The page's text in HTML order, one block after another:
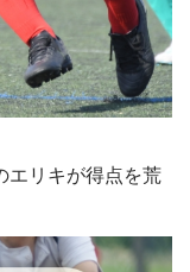
エリキが得点を荒